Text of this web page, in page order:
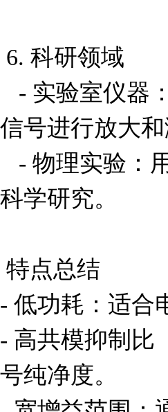
信号进行放大和
科学研究。
- 低功耗：适合
- 高共模抑制比
号纯净度。